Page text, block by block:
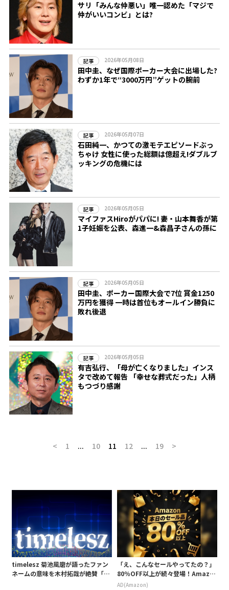
サリ「みんな仲悪い」唯一認めた「マジで
仲がいいコンビ」とは?
記事 2026年05月08日
田中圭、なぜ国際ポーカー大会に出場した?
わずか1年で“3000万円”ゲットの腕前
記事 2026年05月07日
石田純一、かつての激モテエピソードぶっ
ちゃけ 女性に使った総額は億超え!ダブルブ
ッキングの危機には
記事 2026年05月05日
マイファスHiroがパパに! 妻・山本舞香が第
1子妊娠を公表、森進一&森昌子さんの孫に
記事 2026年05月05日
田中圭、ポーカー国際大会で7位 賞金1250
万円を獲得 一時は首位もオールイン勝負に
敗れ後退
記事 2026年05月05日
有吉弘行、「母が亡くなりました」インス
タで改めて報告 「幸せな葬式だった」人柄
もつづり感謝
< 1 ... 10 11 12 ... 19 >
timelesz 菊池風磨が語ったファン
ネームの意味を木村拓哉が絶賛「考
「え、こんなセールやってたの？」
80％OFF以上が続々登場！Amazo
nの本気が凄すぎる
AD(Amazon)